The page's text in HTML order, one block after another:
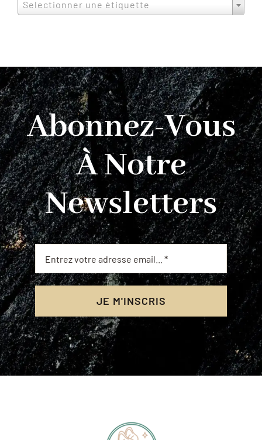
Selectionner une étiquette
Abonnez-Vous
À Notre
Newsletters
JE M'INSCRIS